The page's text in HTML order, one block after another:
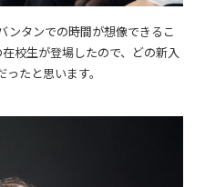
ンタンでの時間が想像できるこ
校生が登場したので、どの新入
たと思います。